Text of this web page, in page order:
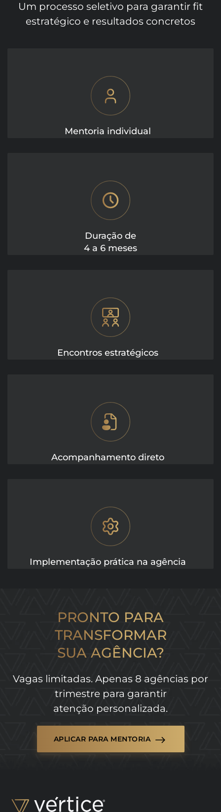
Um processo seletivo para garantir fit
estratégico e resultados concretos
Mentoria individual
Duração de
4 a 6 meses
Encontros estratégicos
Acompanhamento direto
Implementação prática na agência
PRONTO PARA
TRANSFORMAR
SUA AGÊNCIA?
Vagas limitadas. Apenas 8 agências por
trimestre para garantir
atenção personalizada.
APLICAR PARA MENTORIA